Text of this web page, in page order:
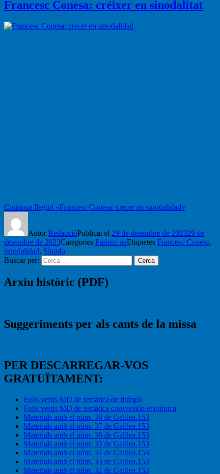
Francesc Conesa: créixer en sinodalitat
Continua llegint «Francesc Conesa: crecer en sinodalidad»
AutorRedaccióPublicat el 29 de desembre de 202329 de
desembre de 2023Categories Parlem-neEtiquetes Francesc Conesa,
sinodalidad, Sínodo
Buscar per:
Cerca
Arxiu històric (PDF)
Suggeriments per als cants de la missa
PER DESCARREGAR-VOS
GRATUÏTAMENT:
Fulls verds MD de temàtica de litúrgia
Fulls verds MD de temàtica conversión ecològica
Materials amb el núm. 38 de Galilea.153
Materials amb el núm. 37 de Galilea.153
Materials amb el núm. 36 de Galilea.153
Materials amb el núm. 35 de Galilea.153
Materials amb el núm. 34 de Galilea.153
Materials amb el núm. 33 de Galilea.153
Materials amb el núm. 32 de Galilea.153